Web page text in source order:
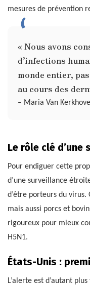
mesures de prévention
« Nous avons
d’infections
monde entier,
au cours des
– Maria Van
Le rôle clé
Pour endiguer cette
d’une surveillance
d’être porteurs du virus.
mais aussi porcs et
rigoureux pour mieux
H5N1.
États-Unis :
L’alerte est d’autant